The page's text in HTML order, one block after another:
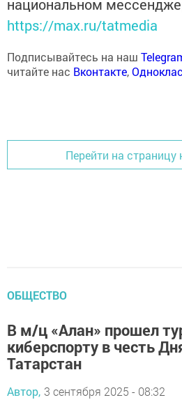
национальном
https://max.ru/tatmedia
Подписывайтесь на наш
читайте нас Вконтакте,
Перейти на страницу
ОБЩЕСТВО
В м/ц «Алан» прошел
киберспорту в честь
Татарстан
Автор, 3 сентября 2025 - 08:32